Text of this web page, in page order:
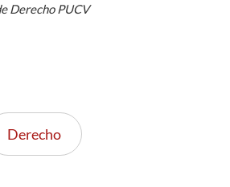
Derecho PUCV
Derecho